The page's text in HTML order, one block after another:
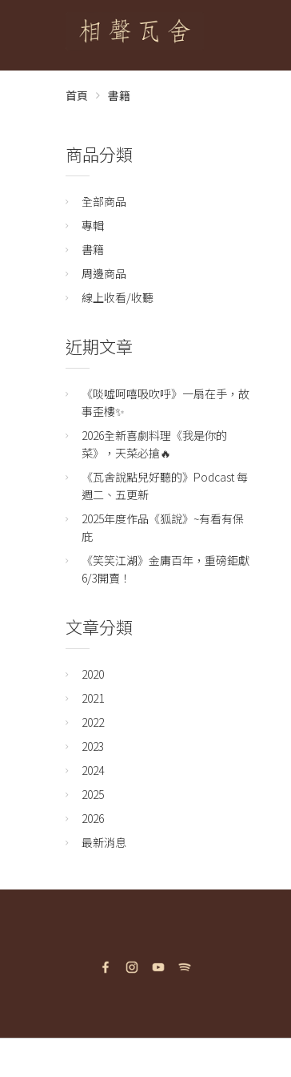
首頁 書籍
商品分類
全部商品
專輯
書籍
周邊商品
線上收看/收聽
近期文章
《啖噓呵嘻吸吹呼》一扇在手，故
事歪樓✨
2026全新喜劇料理《我是你的
菜》，天菜必搶🔥
《瓦舍說點兒好聽的》Podcast 每
週二、五更新
2025年度作品《狐說》~有看有保
庇
《笑笑江湖》金庸百年，重磅鉅獻
6/3開賣！
文章分類
2020
2021
2022
2023
2024
2025
2026
最新消息